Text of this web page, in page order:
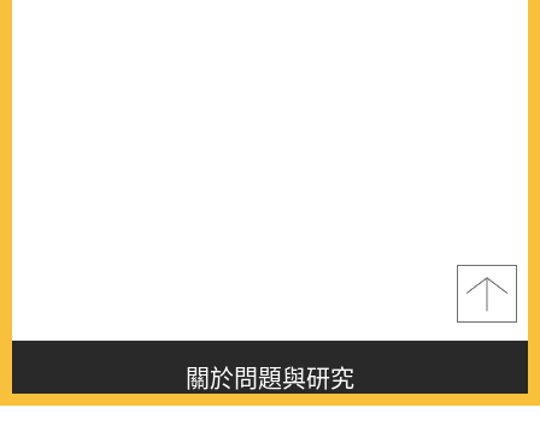
關於問題與研究
About this journal